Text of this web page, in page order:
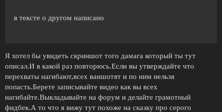
в тексте о другом написано
Я хотел бы увидеть скриншот того дамага который ты тут
описал.И в какой раз повторюсь.Если вы утверждайте что
перехваты нагибают,всех ваншотят и по ним нельзя
попасть.Берете записывайте видео как вы всех
нагибайте.Выкладывайте на форум и делайте грамотный
фидбек.А то что я вижу тут похоже на сказку про серого